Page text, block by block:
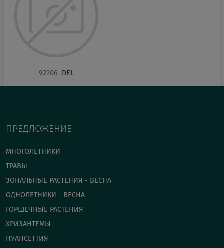
92206 DEL
ПРЕДЛОЖЕНИЕ
МНОГОЛЕТНИКИ
ТРАВЫ
ЗОНАЛЬНЫЕ РАСТЕНИЯ - ВЕСНА
ОДНОЛЕТНИКИ - ВЕСНА
ГОРШЕЧНЫЕ РАСТЕНИЯ
ХРИЗАНТЕМЫ
ПУАНСЕТТИЯ